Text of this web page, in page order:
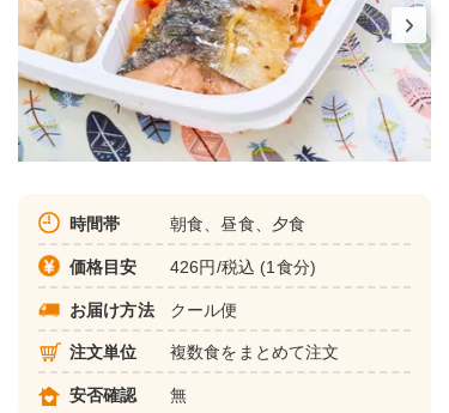
時間帯 朝食、昼食、夕食
価格目安 426円/税込 (1食分)
お届け方法 クール便
注文単位 複数食をまとめて注文
安否確認 無